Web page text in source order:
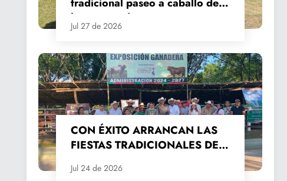
las Fiestas de Santiago y Santa
Ana
Jul 27 de 2026
CON ÉXITO ARRANCAN LAS
FIESTAS TRADICIONALES DE
2026
Jul 24 de 2026